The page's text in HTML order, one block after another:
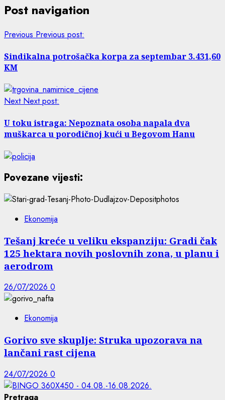
Post navigation
Previous Previous post:
Sindikalna potrošačka korpa za septembar 3.431,60
KM
Next Next post:
U toku istraga: Nepoznata osoba napala dva
muškarca u porodičnoj kući u Begovom Hanu
Povezane vijesti:
Ekonomija
Tešanj kreće u veliku ekspanziju: Gradi čak
125 hektara novih poslovnih zona, u planu i
aerodrom
26/07/2026 0
Ekonomija
Gorivo sve skuplje: Struka upozorava na
lančani rast cijena
24/07/2026 0
Pretraga